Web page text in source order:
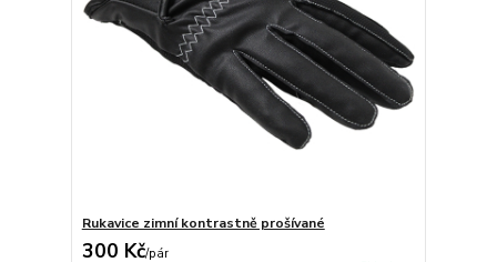
Rukavice zimní kontrastně prošívané
300 Kč/pár